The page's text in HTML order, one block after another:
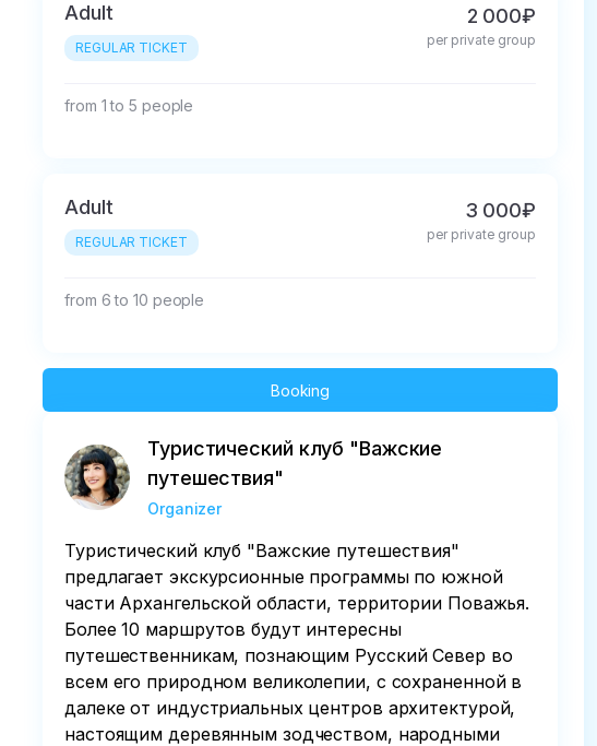
Adult
REGULAR TICKET
2 000₽
per private group
from 1 to 5 people
Adult
REGULAR TICKET
3 000₽
per private group
from 6 to 10 people
Booking
Туристический клуб "Важские
путешествия"
Organizer
Туристический клуб "Важские путешествия"
предлагает экскурсионные программы по южной
части Архангельской области, территории Поважья.
Более 10 маршрутов будут интересны
путешественникам, познающим Русский Север во
всем его природном великолепии, с сохраненной в
далеке от индустриальных центров архитектурой,
настоящим деревянным зодчеством, народными